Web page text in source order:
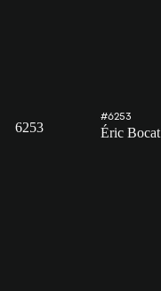
6253
#6253
Éric Bocat